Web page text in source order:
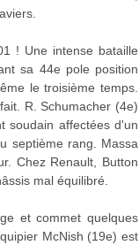
! Une intense bataille
sa 44e pole position
le troisième temps.
R. Schumacher (4e)
soudain affectées d'un
septième rang. Massa
Chez Renault, Button
mal équilibré.
et commet quelques
McNish (19e) est